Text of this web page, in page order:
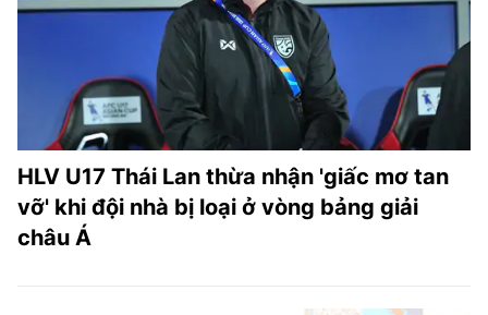
HLV U17 Thái Lan thừa nhận 'giấc mơ tan
vỡ' khi đội nhà bị loại ở vòng bảng giải
châu Á